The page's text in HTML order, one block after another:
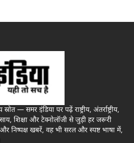
— समर इंडिया पर पढ़ें राष्ट्रीय, अंतर्राष्ट्रीय,
शिक्षा और टेक्नोलॉजी से जुड़ी हर जरूरी
निष्पक्ष खबरें, वह भी सरल और स्पष्ट भाषा में,